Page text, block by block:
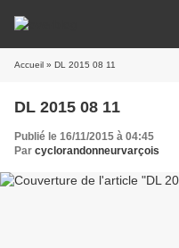
Accueil » DL 2015 08 11
DL 2015 08 11
Publié le 16/11/2015 à 04:45
Par cyclorandonneurvarçois